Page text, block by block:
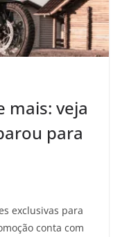
mais: veja
para
exclusivas para
conta com